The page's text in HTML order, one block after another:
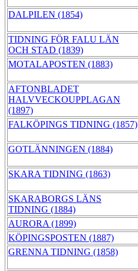
DALPILEN (1854)
TIDNING FÖR FALU LÄN
OCH STAD (1839)
MOTALAPOSTEN (1883)
AFTONBLADET
HALVVECKOUPPLAGAN
(1897)
FALKÖPINGS TIDNING (1857)
GOTLÄNNINGEN (1884)
SKARA TIDNING (1863)
SKARABORGS LÄNS
TIDNING (1884)
AURORA (1899)
KÖPINGSPOSTEN (1887)
GRENNA TIDNING (1858)